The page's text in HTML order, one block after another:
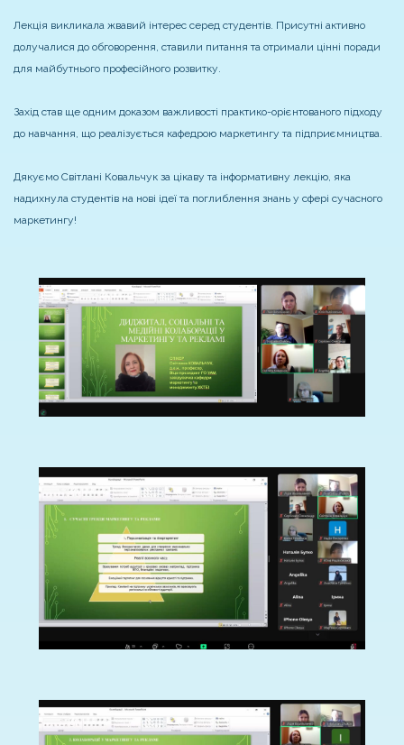
Лекція викликала жвавий інтерес серед студентів. Присутні активно
долучалися до обговорення, ставили питання та отримали цінні поради
для майбутнього професійного розвитку.
Захід став ще одним доказом важливості практико-орієнтованого підходу
до навчання, що реалізується кафедрою маркетингу та підприємництва.
Дякуємо Світлані Ковальчук за цікаву та інформативну лекцію, яка
надихнула студентів на нові ідеї та поглиблення знань у сфері сучасного
маркетингу!